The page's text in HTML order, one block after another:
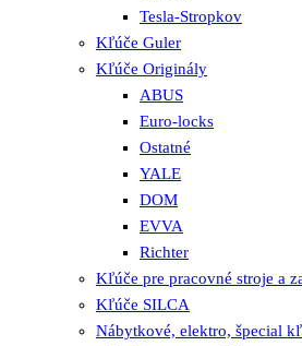
Tesla-Stropkov
Kľúče Guler
Kľúče Originály
ABUS
Euro-locks
Ostatné
YALE
DOM
EVVA
Richter
Kľúče pre pracovné stroje a
Kľúče SILCA
Nábytkové, elektro, špecial